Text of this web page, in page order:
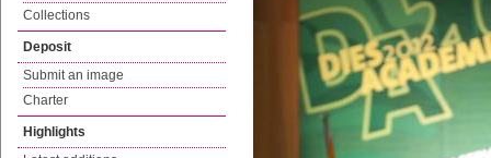
Collections
Deposit
Submit an image
Charter
Highlights